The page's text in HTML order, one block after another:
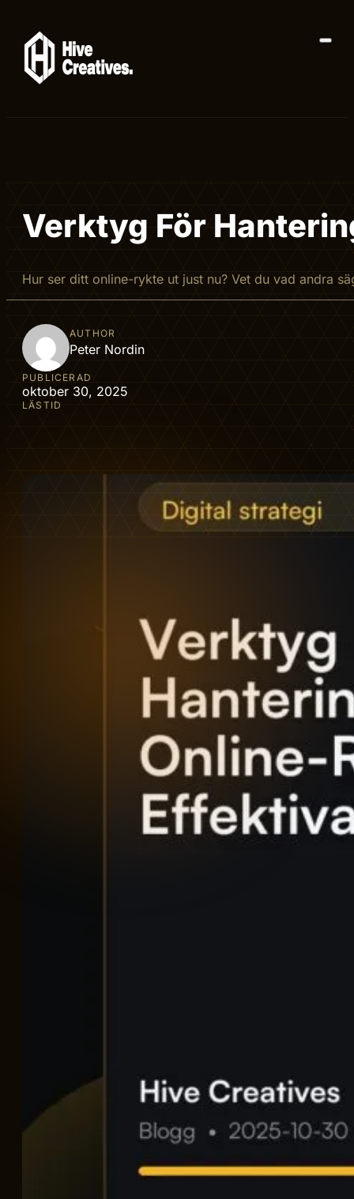
Verktyg För
Hur ser ditt online-rykte ut just nu? Vet du vad andra
AUTHOR
Peter Nordin
PUBLICERAD
oktober 30, 2025
LÄSTID